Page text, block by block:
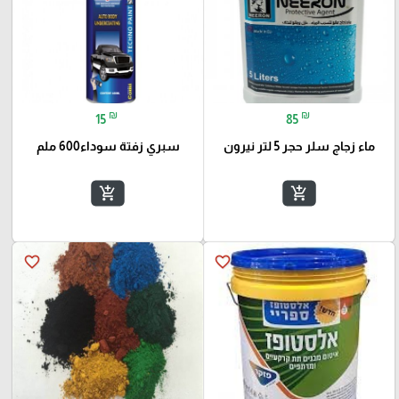
85 ₪
ماء زجاج سلر حجر 5 لتر نيرون
add_shopping_cart
15 ₪
سبري زفتة سوداء600 ملم
add_shopping_cart
favorite_border
favorite_border